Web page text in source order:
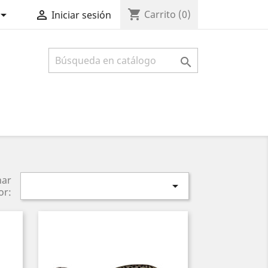
 Iniciar sesión shopping_cart Carrito (0)

